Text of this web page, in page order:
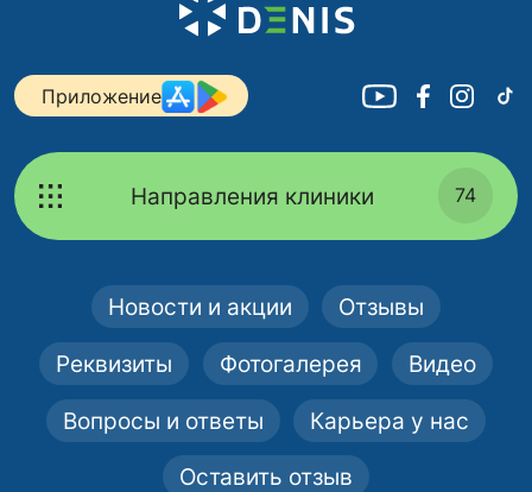
Приложение
Направления клиники 74
Новости и акции Отзывы
Реквизиты Фотогалерея Видео
Вопросы и ответы Карьера у нас
Оставить отзыв